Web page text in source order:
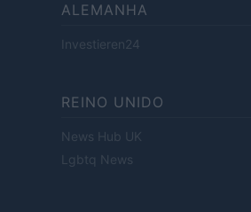
ALEMANHA
Investieren24
REINO UNIDO
News Hub UK
Lgbtq News